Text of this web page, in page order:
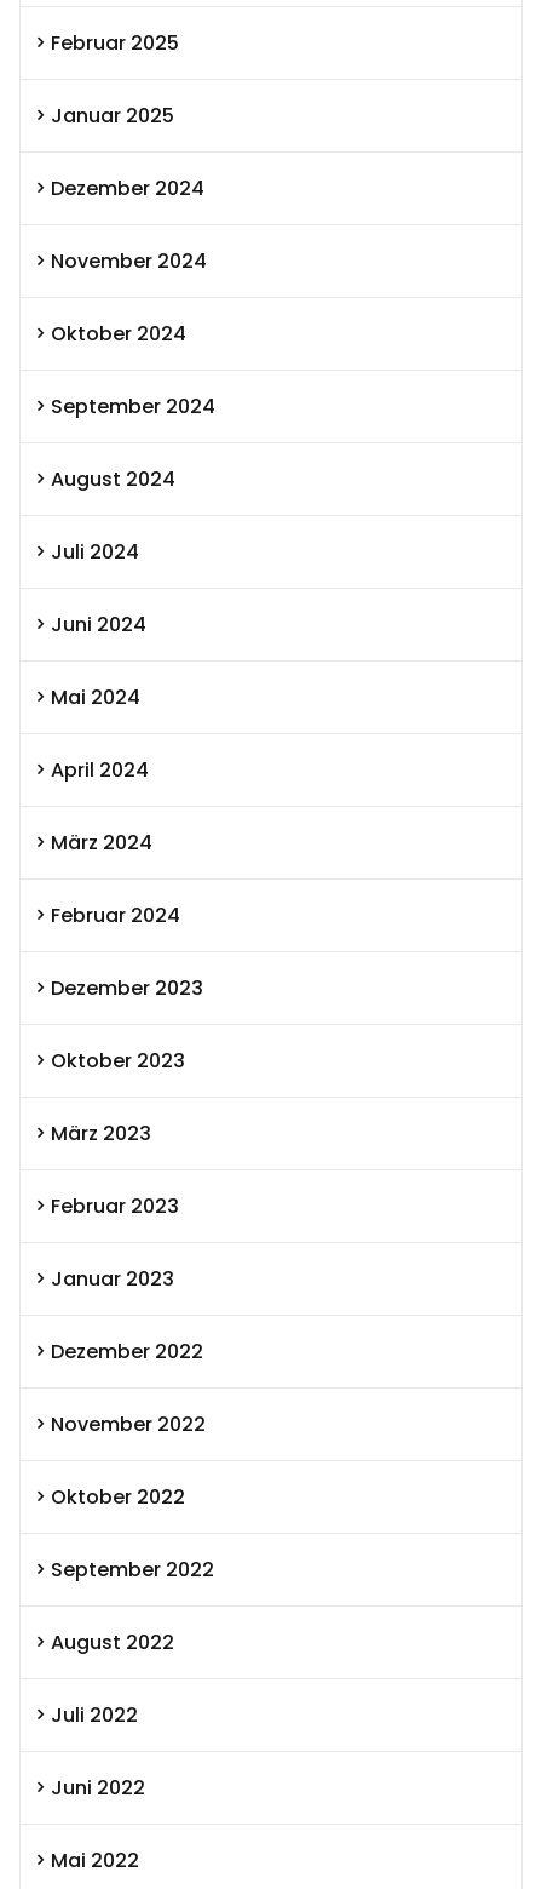
Februar 2025
Januar 2025
Dezember 2024
November 2024
Oktober 2024
September 2024
August 2024
Juli 2024
Juni 2024
Mai 2024
April 2024
März 2024
Februar 2024
Dezember 2023
Oktober 2023
März 2023
Februar 2023
Januar 2023
Dezember 2022
November 2022
Oktober 2022
September 2022
August 2022
Juli 2022
Juni 2022
Mai 2022